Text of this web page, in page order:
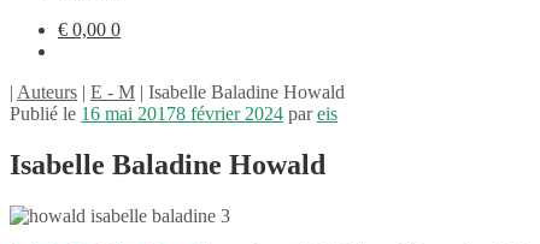
€ 0,00 0
| Auteurs | E - M | Isabelle Baladine Howald
Publié le 16 mai 20178 février 2024 pareis
Isabelle Baladine Howald